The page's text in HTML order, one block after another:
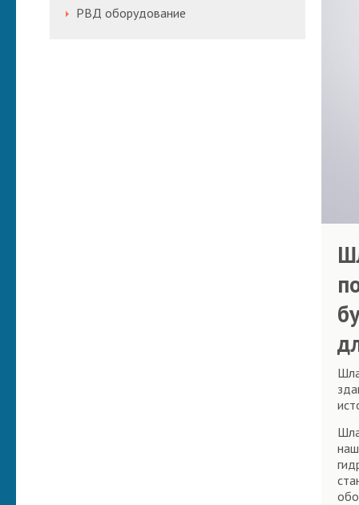
РВД оборудование